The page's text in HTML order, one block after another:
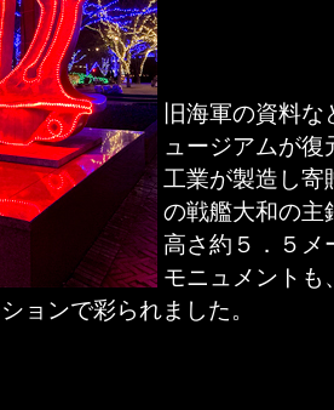
旧海軍の資料
ュージアムが
工業が製造し寄
の戦艦大和の主
高さ約５．５メ
モニュメントも
ョンで彩られました。